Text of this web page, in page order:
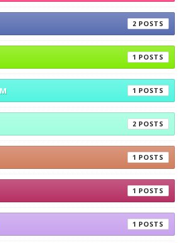
2
1
1
2
1
1
1